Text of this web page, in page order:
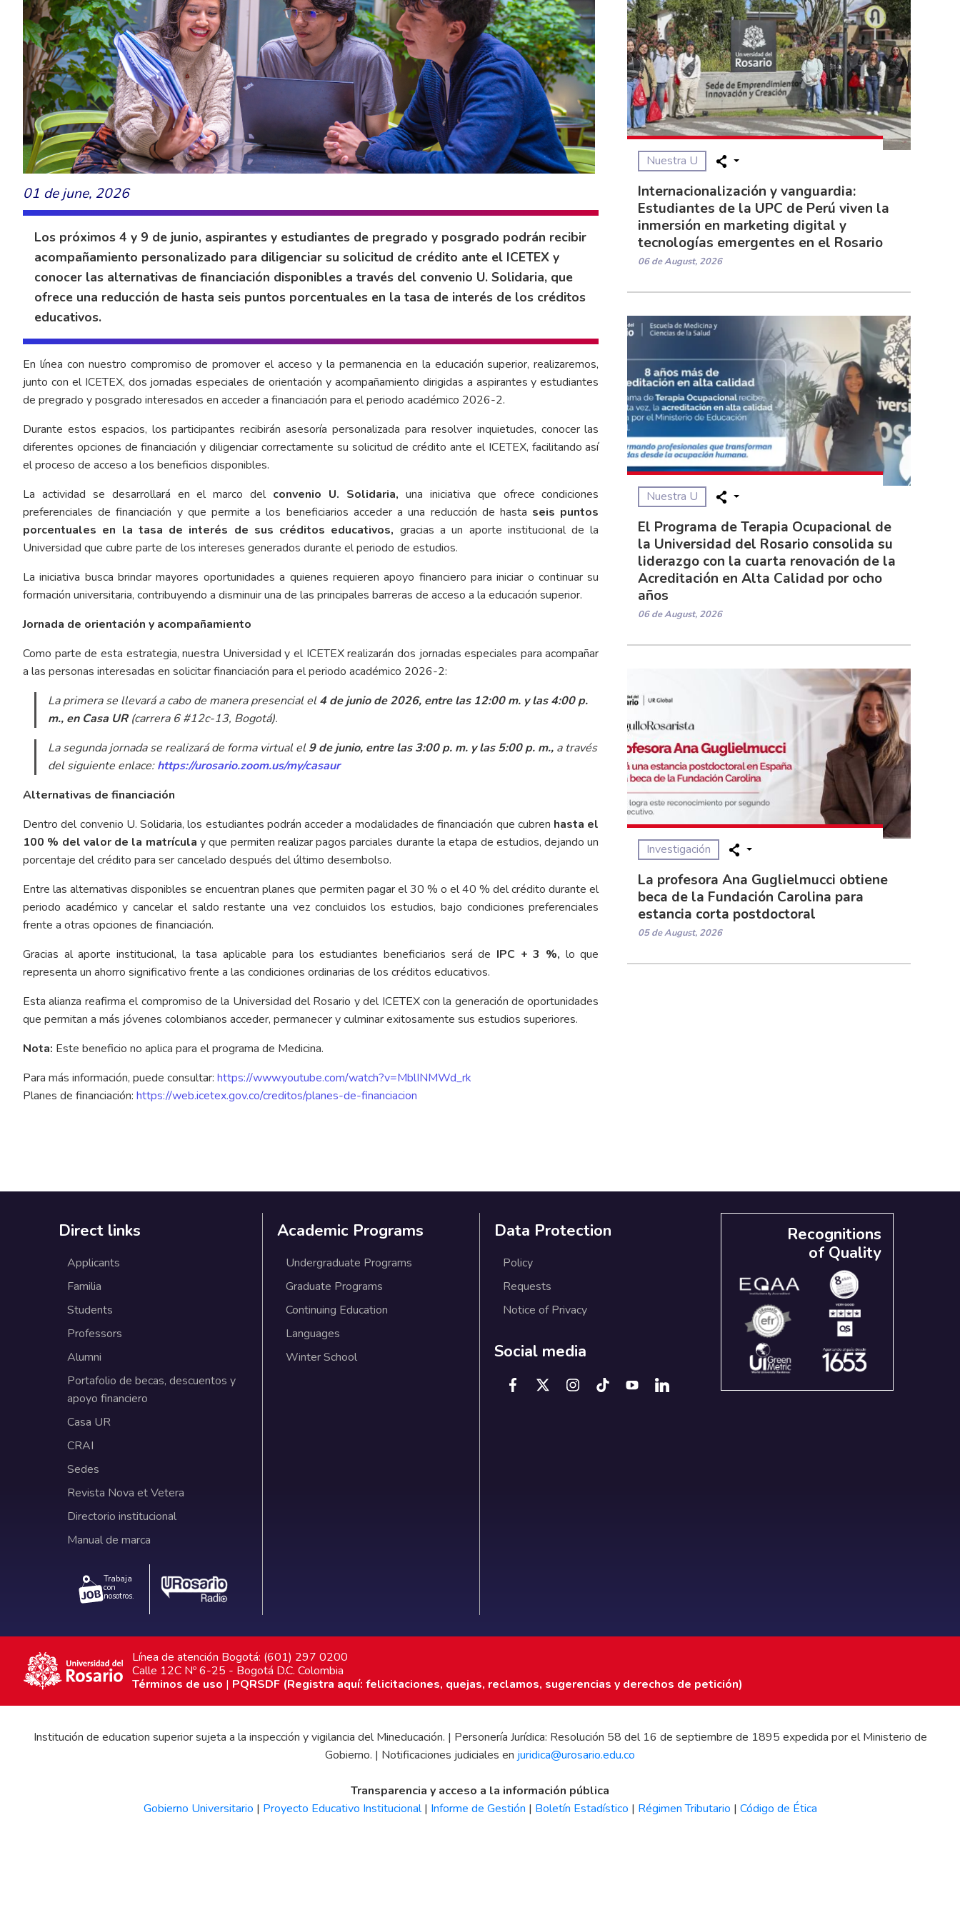
01 de june, 2026
Los próximos 4 y 9 de junio, aspirantes y estudiantes de pregrado y posgrado podrán recibir
acompañamiento personalizado para diligenciar su solicitud de crédito ante el ICETEX y
conocer las alternativas de financiación disponibles a través del convenio U. Solidaria, que
ofrece una reducción de hasta seis puntos porcentuales en la tasa de interés de los créditos
educativos.
En línea con nuestro compromiso de promover el acceso y la permanencia en la educación superior, realizaremos,
junto con el ICETEX, dos jornadas especiales de orientación y acompañamiento dirigidas a aspirantes y estudiantes
de pregrado y posgrado interesados en acceder a financiación para el periodo académico 2026-2.
Durante estos espacios, los participantes recibirán asesoría personalizada para resolver inquietudes, conocer las
diferentes opciones de financiación y diligenciar correctamente su solicitud de crédito ante el ICETEX, facilitando así
el proceso de acceso a los beneficios disponibles.
La actividad se desarrollará en el marco del convenio U. Solidaria, una iniciativa que ofrece condiciones
preferenciales de financiación y que permite a los beneficiarios acceder a una reducción de hasta seis puntos
porcentuales en la tasa de interés de sus créditos educativos, gracias a un aporte institucional de la
Universidad que cubre parte de los intereses generados durante el periodo de estudios.
La iniciativa busca brindar mayores oportunidades a quienes requieren apoyo financiero para iniciar o continuar su
formación universitaria, contribuyendo a disminuir una de las principales barreras de acceso a la educación superior.
Jornada de orientación y acompañamiento
Como parte de esta estrategia, nuestra Universidad y el ICETEX realizarán dos jornadas especiales para acompañar
a las personas interesadas en solicitar financiación para el periodo académico 2026-2:
La primera se llevará a cabo de manera presencial el4 de junio de 2026, entre las 12:00 m. y las 4:00 p.
m., en Casa UR (carrera 6 #12c-13, Bogotá).
La segunda jornada se realizará de forma virtual el9 de junio, entre las 3:00 p. m. y las 5:00 p. m., a través
del siguiente enlace: https://urosario.zoom.us/my/casaur
Alternativas de financiación
Dentro del convenio U. Solidaria, los estudiantes podrán acceder a modalidades de financiación que cubren hasta el
100 % del valor de la matrícula y que permiten realizar pagos parciales durante la etapa de estudios, dejando un
porcentaje del crédito para ser cancelado después del último desembolso.
Entre las alternativas disponibles se encuentran planes que permiten pagar el 30 % o el 40 % del crédito durante el
periodo académico y cancelar el saldo restante una vez concluidos los estudios, bajo condiciones preferenciales
frente a otras opciones de financiación.
Gracias al aporte institucional, la tasa aplicable para los estudiantes beneficiarios será de IPC + 3 %, lo que
representa un ahorro significativo frente a las condiciones ordinarias de los créditos educativos.
Esta alianza reafirma el compromiso de la Universidad del Rosario y del ICETEX con la generación de oportunidades
que permitan a más jóvenes colombianos acceder, permanecer y culminar exitosamente sus estudios superiores.
Nota: Este beneficio no aplica para el programa de Medicina.
Para más información, puede consultar: https://www.youtube.com/watch?v=MblINMWd_rk
Planes de financiación: https://web.icetex.gov.co/creditos/planes-de-financiacion
Nuestra U
Internacionalización y vanguardia:
Estudiantes de la UPC de Perú viven la
inmersión en marketing digital y
tecnologías emergentes en el Rosario
06 de August, 2026
Nuestra U
El Programa de Terapia Ocupacional de
la Universidad del Rosario consolida su
liderazgo con la cuarta renovación de la
Acreditación en Alta Calidad por ocho
años
06 de August, 2026
Investigación
La profesora Ana Guglielmucci obtiene
beca de la Fundación Carolina para
estancia corta postdoctoral
05 de August, 2026
Direct links
Applicants
Familia
Students
Professors
Alumni
Portafolio de becas, descuentos y
apoyo financiero
Casa UR
CRAI
Sedes
Revista Nova et Vetera
Directorio institucional
Manual de marca
Trabaja
con
nosotros.
Academic Programs
Undergraduate Programs
Graduate Programs
Continuing Education
Languages
Winter School
Data Protection
Policy
Requests
Notice of Privacy
Social media
Recognitions
of Quality
Línea de atención Bogotá: (601) 297 0200
Calle 12C Nº 6-25 - Bogotá D.C. Colombia
Términos de uso | PQRSDF (Registra aquí: felicitaciones, quejas, reclamos, sugerencias y derechos de petición)
Institución de education superior sujeta a la inspección y vigilancia del Mineducación. | Personería Jurídica: Resolución 58 del 16 de septiembre de 1895 expedida por el Ministerio de
Gobierno. | Notificaciones judiciales en juridica@urosario.edu.co
Transparencia y acceso a la información pública
Gobierno Universitario | Proyecto Educativo Institucional| Informe de Gestión | Boletín Estadístico | Régimen Tributario | Código de Ética